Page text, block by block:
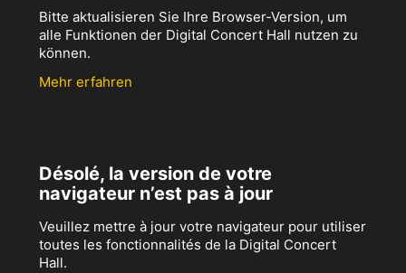
Bitte aktualisieren Sie Ihre Browser-Version, um
alle Funktionen der Digital Concert Hall nutzen zu
können.
Mehr erfahren
Désolé, la version de votre
navigateur n’est pas à jour
Veuillez mettre à jour votre navigateur pour utiliser
toutes les fonctionnalités de la Digital Concert
Hall.